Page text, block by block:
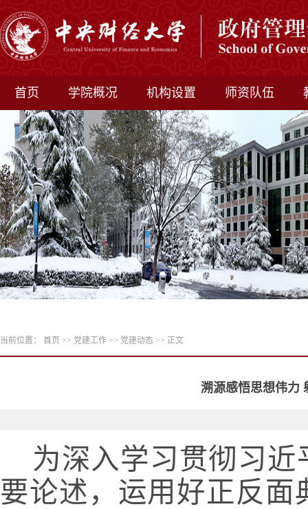
首页 学院概况 机构设置 师资队伍
当前位置： 首页 >> 党建工作 >> 党建动态 >> 正文
溯源感悟思想伟力
要论述，运用好正反